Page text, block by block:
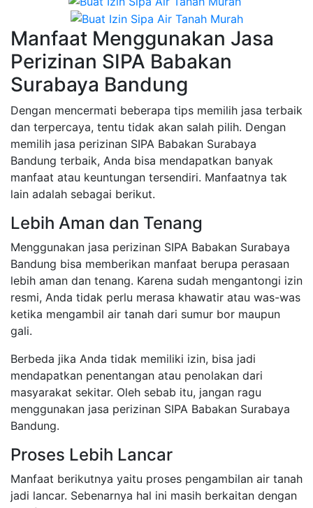
Manfaat Menggunakan Jasa
Perizinan SIPA Babakan
Surabaya Bandung
Dengan mencermati beberapa tips memilih jasa terbaik
dan terpercaya, tentu tidak akan salah pilih. Dengan
memilih jasa perizinan SIPA Babakan Surabaya
Bandung terbaik, Anda bisa mendapatkan banyak
manfaat atau keuntungan tersendiri. Manfaatnya tak
lain adalah sebagai berikut.
Lebih Aman dan Tenang
Menggunakan jasa perizinan SIPA Babakan Surabaya
Bandung bisa memberikan manfaat berupa perasaan
lebih aman dan tenang. Karena sudah mengantongi izin
resmi, Anda tidak perlu merasa khawatir atau was-was
ketika mengambil air tanah dari sumur bor maupun
gali.
Berbeda jika Anda tidak memiliki izin, bisa jadi
mendapatkan penentangan atau penolakan dari
masyarakat sekitar. Oleh sebab itu, jangan ragu
menggunakan jasa perizinan SIPA Babakan Surabaya
Bandung.
Proses Lebih Lancar
Manfaat berikutnya yaitu proses pengambilan air tanah
jadi lancar. Sebenarnya hal ini masih berkaitan dengan